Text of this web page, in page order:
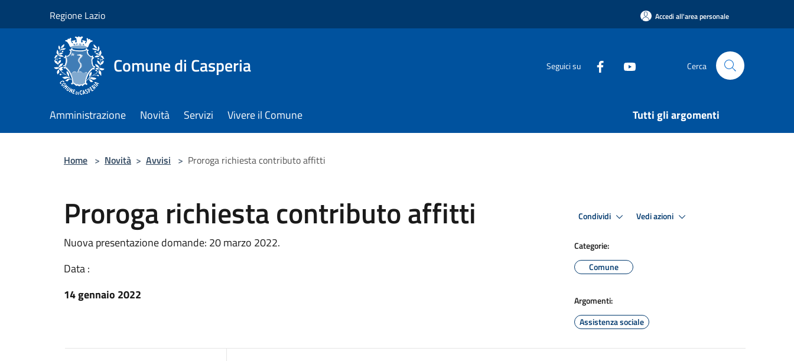
Regione Lazio Accedi all'area personale
Comune di Casperia Seguici su Cerca
Amministrazione Novità Servizi Vivere il Comune Tutti gli argomenti
Home > Novità > Avvisi > Proroga richiesta contributo affitti
Proroga richiesta contributo affitti
Nuova presentazione domande: 20 marzo 2022.
Data :
14 gennaio 2022
Condividi Vedi azioni
Categorie:
Comune
Argomenti:
Assistenza sociale